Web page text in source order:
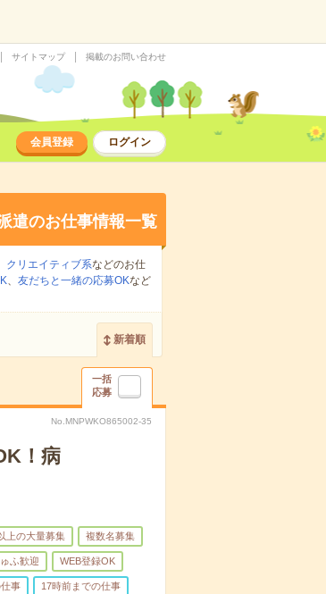
サイトマップ 掲載のお問い合わせ
会員登録 ログイン
遣のお仕事情報一覧
クリエイティブ系などのお仕
、 友だちと一緒の応募OKなど
新着順
一括
応募
No.MNPWKO865002-35
！病
上の大量募集 複数名募集
ふ歓迎 WEB登録OK
事 17時前までの仕事